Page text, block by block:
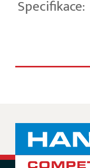
Specifikace: